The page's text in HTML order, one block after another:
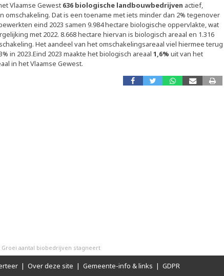
Vlaamse Gewest 636 biologische landbouwbedrijven actief,
omschakeling. Dat is een toename met iets minder dan 2% tegenover
eind 2023 samen 9.984 hectare biologische oppervlakte, wat
met 2022. 8.668 hectare hiervan is biologisch areaal en 1.316
Het aandeel van het omschakelingsareaal viel hiermee terug
in 2023.Eind 2023 maakte het biologisch areaal 1,6% uit van het
in het Vlaamse Gewest.
Groei aantal biobedrijven stagneert
| Over deze site | Gemeente-info & links | GDPR